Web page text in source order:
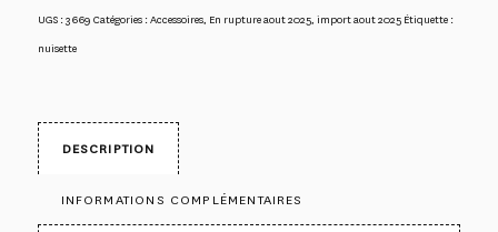
UGS :3669 Catégories :Accessoires, En rupture aout 2025, import aout 2025 Étiquette :
nuisette
DESCRIPTION
INFORMATIONS COMPLÉMENTAIRES